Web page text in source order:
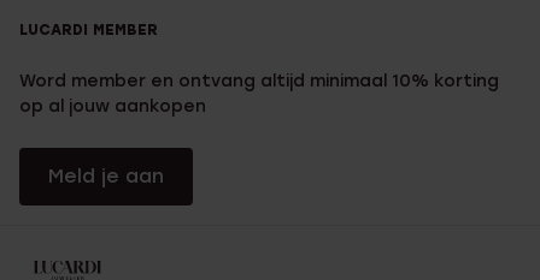
LUCARDI MEMBER
Word member en ontvang altijd minimaal 10% korting
op al jouw aankopen
Meld je aan